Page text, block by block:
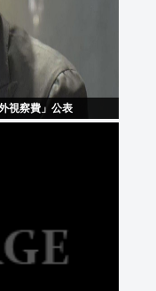
視察費」公表